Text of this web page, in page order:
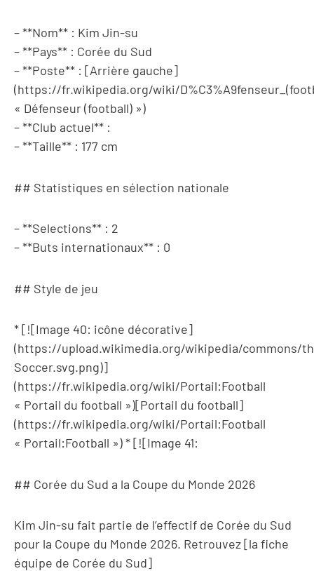
– **Nom** : Kim Jin-su
– **Pays** : Corée du Sud
– **Poste** : [Arrière gauche]
(https://fr.wikipedia.org/wiki/
« Défenseur (football) »)
– **Club actuel** :
– **Taille** : 177 cm
## Statistiques en sélection nationale
– **Selections** : 2
– **Buts internationaux** : 0
## Style de jeu
* [![Image 40: icône décorative]
(https://upload.wikimedia.org/wikipedia/commons/
Soccer.svg.png)]
(https://fr.wikipedia.org/wiki/Portail:Football
« Portail du football »)[Portail du football]
(https://fr.wikipedia.org/wiki/Portail:Football
« Portail:Football ») * [![Image 41:
## Corée du Sud a la Coupe du Monde 2026
Kim Jin-su fait partie de l’effectif de Corée du Sud
pour la Coupe du Monde 2026. Retrouvez [la fiche
équipe de Corée du Sud]